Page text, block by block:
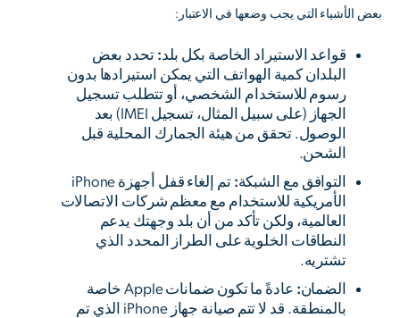
بعض الأشياء التي يجب وضعها في الاعتبار:
قواعد الاستيراد الخاصة بكل بلد: تحدد بعض
البلدان كمية الهواتف التي يمكن استيرادها بدون
رسوم للاستخدام الشخصي، أو تتطلب تسجيل
الجهاز (على سبيل المثال، تسجيل IMEI) بعد
الوصول. تحقق من هيئة الجمارك المحلية قبل
الشحن.
التوافق مع الشبكة:
تم إلغاء قفل أجهزة iPhone
الأمريكية للاستخدام مع معظم شركات الاتصالات
العالمية، ولكن تأكد من أن بلد وجهتك يدعم
النطاقات الخلوية على الطراز المحدد الذي
تشتريه.
الضمان:
عادةً ما تكون ضمانات Apple خاصة
بالمنطقة. قد لا تتم صيانة جهاز iPhone الذي تم